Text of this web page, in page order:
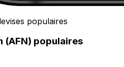
populaires
(AFN) populaires